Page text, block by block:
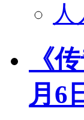
人
《
月6